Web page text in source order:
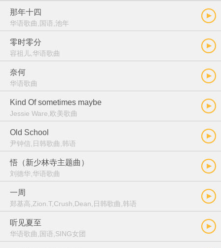
那年十四
华语歌曲,国语,池年
零时零分
容祖儿,华语歌曲
奈何
华语歌曲
Kind Of sometimes maybe
Jessie Ware,欧美歌曲
Old School
尹钟信,日韩歌曲,韩语
悟（新少林寺主题曲）
刘德华,华语歌曲
一周
郑基高,Zion.T,Crush,Dean,日韩歌曲,韩语
听见夏至
华语歌曲,国语,SING女团